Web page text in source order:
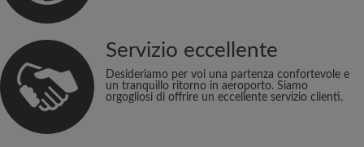
Servizio eccellente
Desideriamo per voi una partenza confortevole e
un tranquillo ritorno in aeroporto. Siamo
orgogliosi di offrire un eccellente servizio clienti.